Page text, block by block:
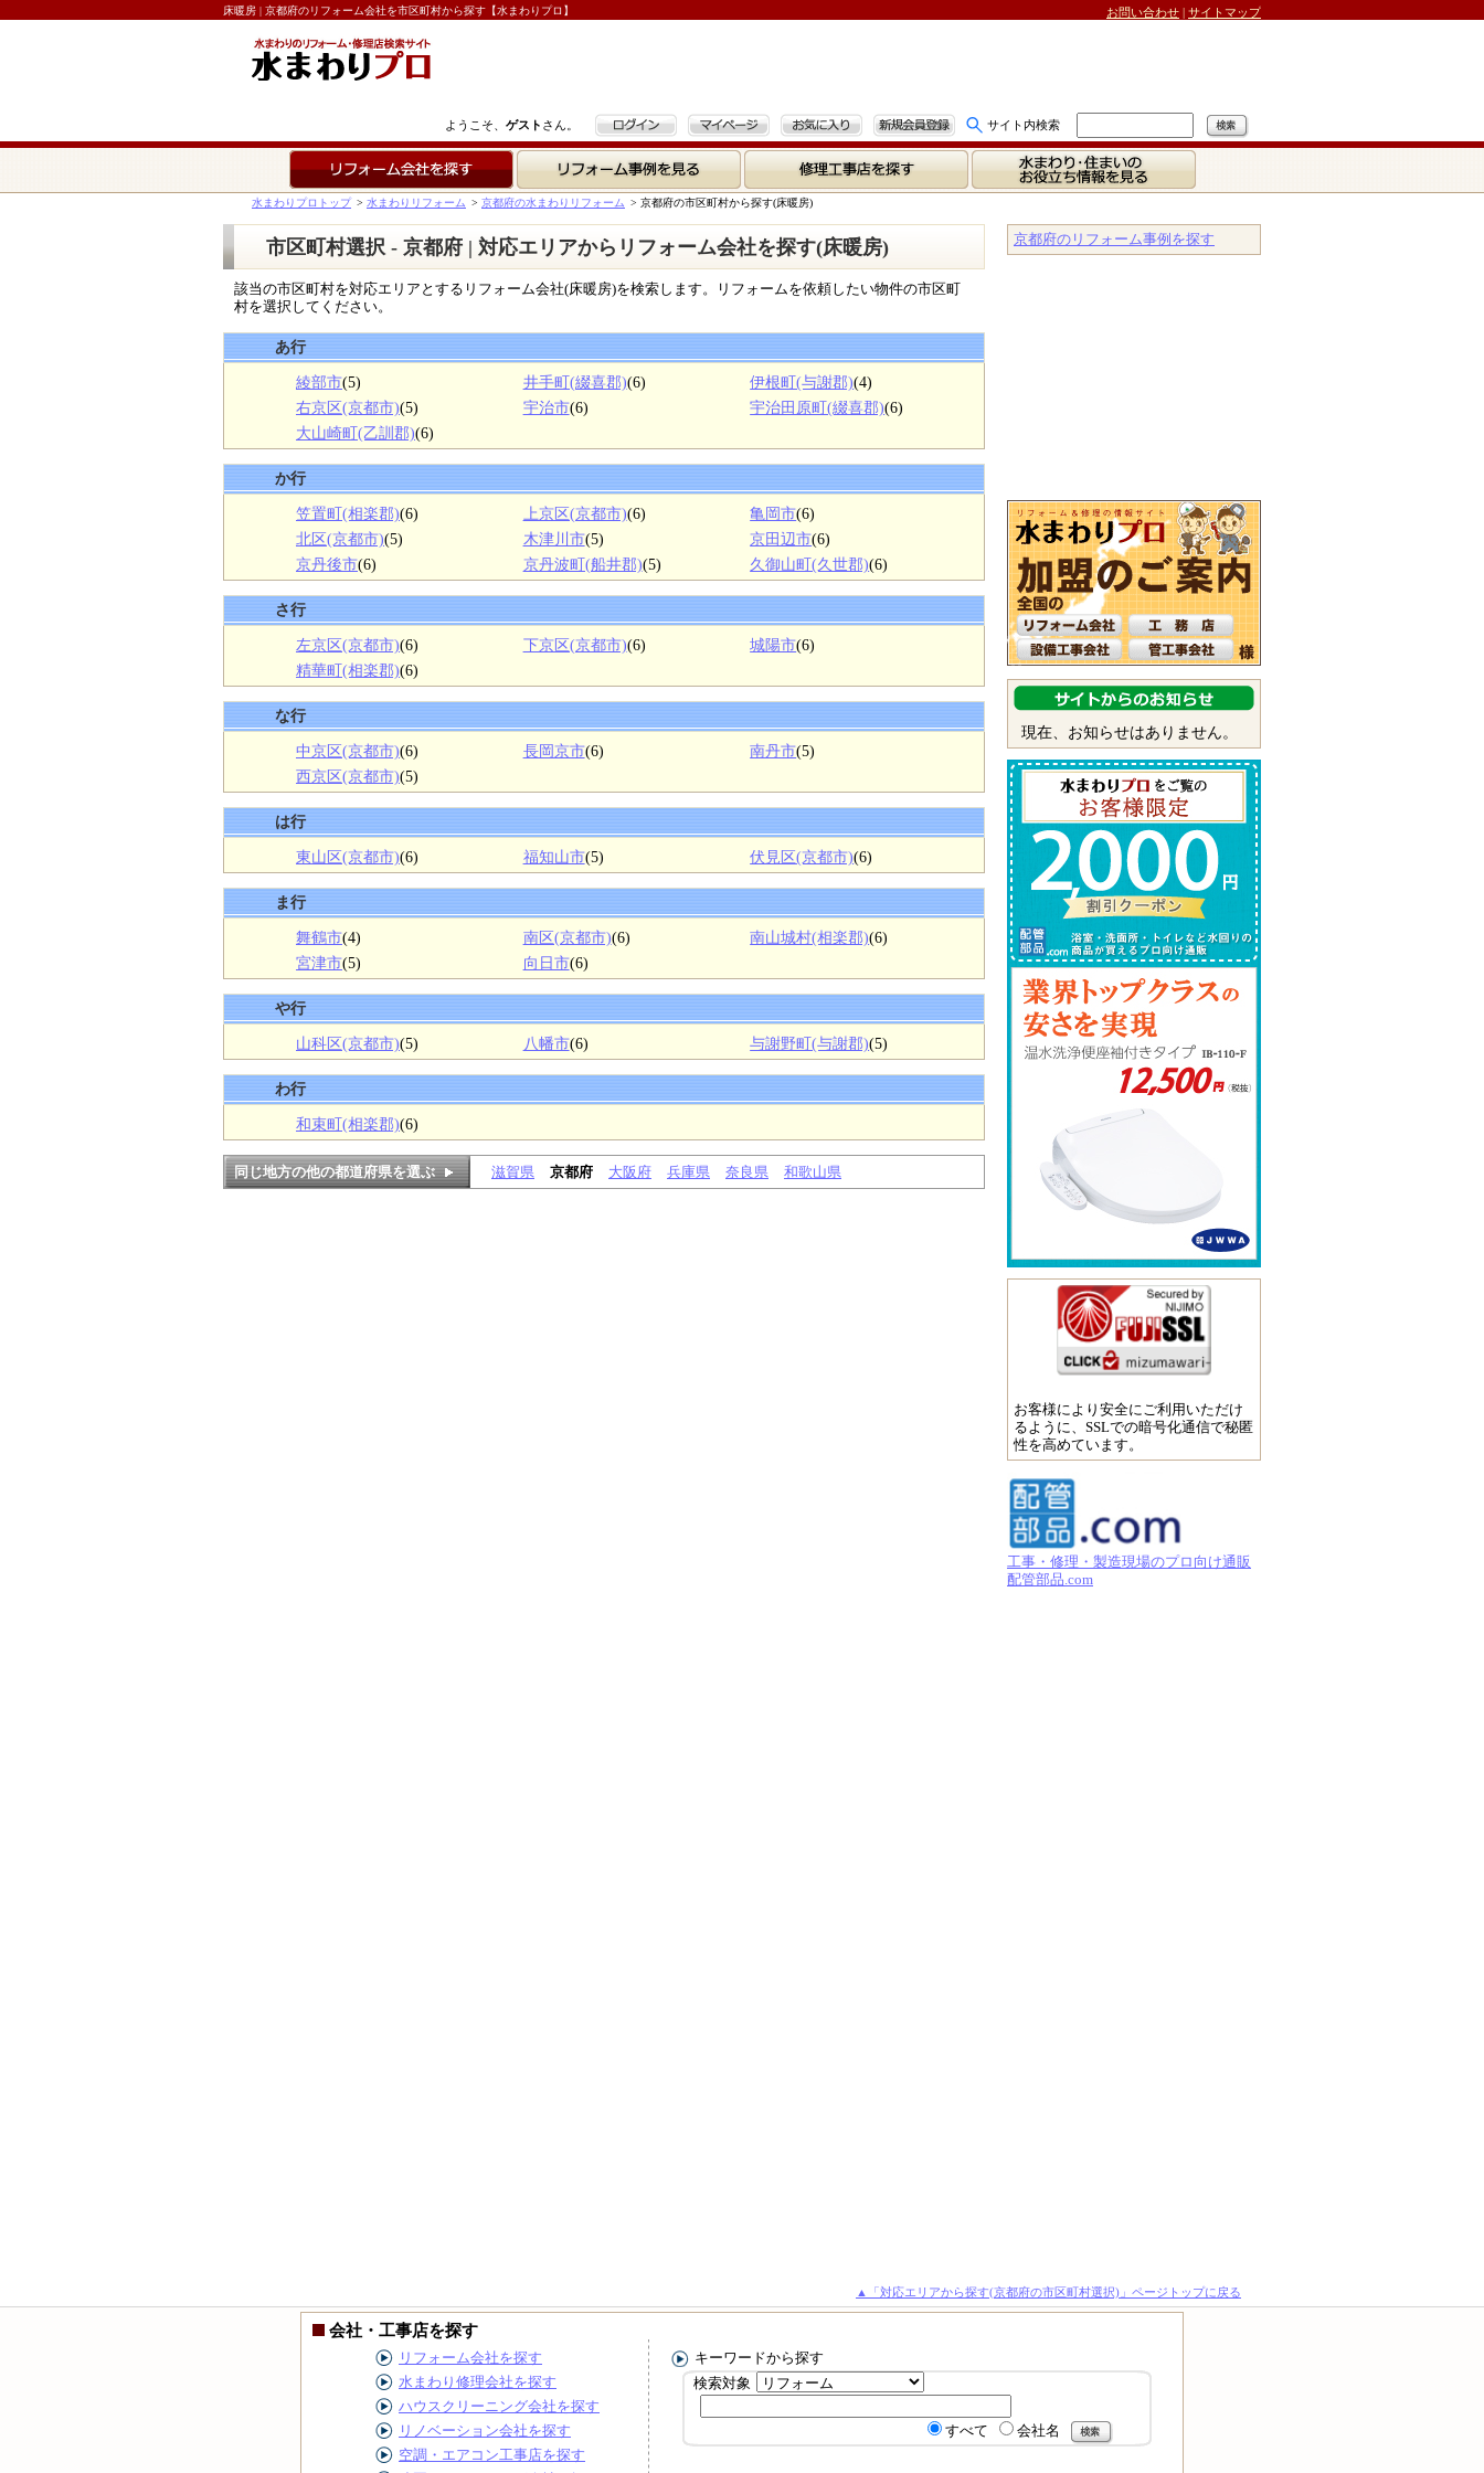
床暖房 | 京都府のリフォーム会社を市区町村から探す【水まわりプロ】 お問い合わせ | サイトマップ
ようこそ、 ゲスト さん。 ログイン マイページ お気に入り 新規会員登録 サイト内検索
リフォーム事例を見る 修理工事店を探す
水まわり・住まいの
お役立ち情報を見る
水まわりプロトップ > 水まわりリフォーム > 京都府の水まわりリフォーム > 京都府の市区町村から探す(床暖房)
市区町村選択 - 京都府 | 対応エリアからリフォーム会社を探す(床暖房)
該当の市区町村を対応エリアとするリフォーム会社(床暖房)を検索します。リフォームを依頼したい物件の市区町
村を選択してください。
あ行
綾部市(5) 井手町(綴喜郡)(6) 伊根町(与謝郡)(4)
右京区(京都市)(5) 宇治市(6) 宇治田原町(綴喜郡)(6)
大山崎町(乙訓郡)(6)
か行
笠置町(相楽郡)(6) 上京区(京都市)(6) 亀岡市(6)
北区(京都市)(5) 木津川市(5) 京田辺市(6)
京丹後市(6) 京丹波町(船井郡)(5) 久御山町(久世郡)(6)
さ行
左京区(京都市)(6) 下京区(京都市)(6) 城陽市(6)
精華町(相楽郡)(6)
な行
中京区(京都市)(6) 長岡京市(6) 南丹市(5)
西京区(京都市)(5)
は行
東山区(京都市)(6) 福知山市(5) 伏見区(京都市)(6)
ま行
舞鶴市(4) 南区(京都市)(6) 南山城村(相楽郡)(6)
宮津市(5) 向日市(6)
や行
山科区(京都市)(5) 八幡市(6) 与謝野町(与謝郡)(5)
わ行
和束町(相楽郡)(6)
同じ地方の他の都道府県を選ぶ 滋賀県 京都府 大阪府 兵庫県 奈良県 和歌山県
京都府のリフォーム事例を探す
現在、お知らせはありません。
お客様により安全にご利用いただけ
るように、SSLでの暗号化通信で秘匿
性を高めています。
工事・修理・製造現場のプロ向け通販
配管部品.com
▲「対応エリアから探す(京都府の市区町村選択)」ページトップに戻る
会社・工事店を探す
リフォーム会社を探す
水まわり修理会社を探す
ハウスクリーニング会社を探す
リノベーション会社を探す
空調・エアコン工事店を探す
キーワードから探す
検索対象
すべて 会社名